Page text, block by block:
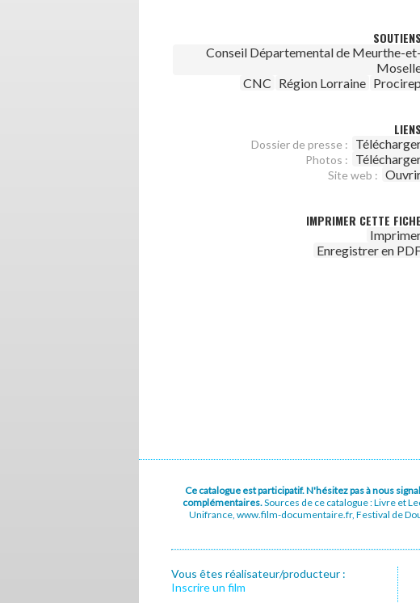
SOUTIENS
Conseil Départemental de Meurthe-et-
CNC Région Lorraine Procirep
LIENS
Dossier de presse :
Photos :
Site web :
IMPRIMER CETTE FICHE
Enregistrer en
Ce catalogue est participatif. N'hésitez pas à nous
complémentaires.Sources de ce catalogue : Livre et
Unifrance, www.film-documentaire.fr, Festival de
Vous êtes réalisateur/producteur :
Inscrire un film